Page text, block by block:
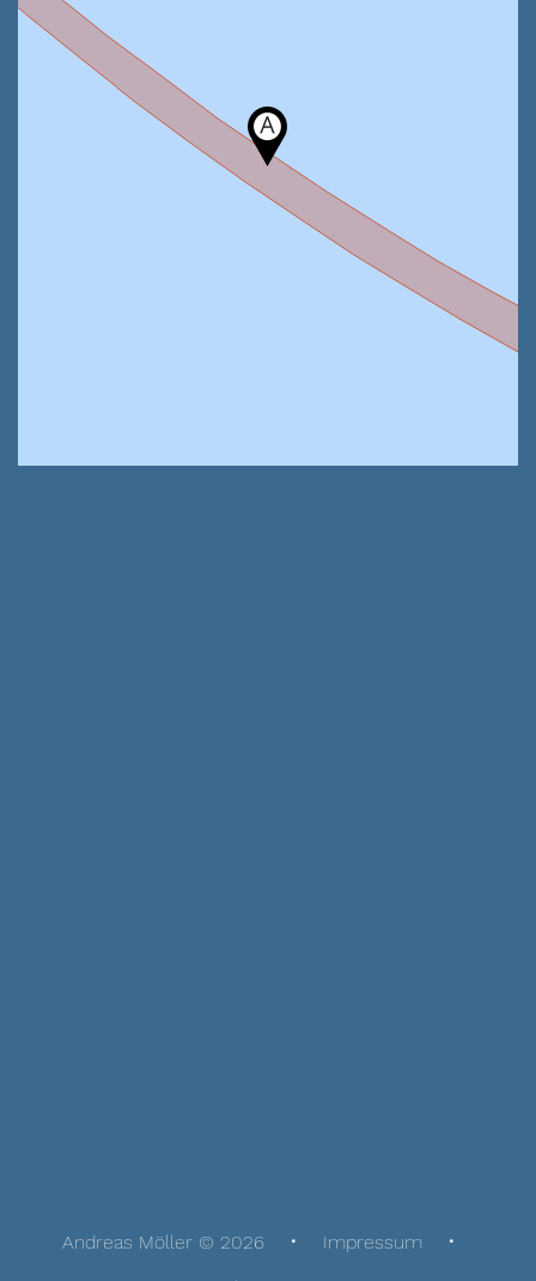
Andreas Möller © 2026
Impressum